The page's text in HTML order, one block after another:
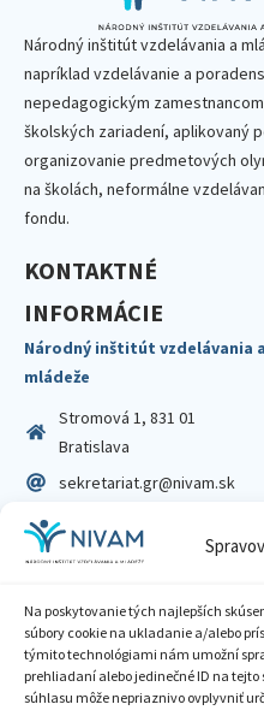
Na poskytovanie tých najlepších
súbory cookie na ukladanie a/alebo
týmito technológiami nám umožní
prehliadaní alebo jedinečné ID na
súhlasu môže nepriaznivo ovplyvniť
Národný inštitút vzdelávania a
napríklad vzdelávanie a
nepedagogickým
školských zariadení, aplikovaný
organizovanie predmetových
na školách, neformálne
fondu.
KONTAKTNÉ
INFORMÁCIE
Národný inštitút vzdelávania a
mládeže
Stromová 1, 831 01
Bratislava
sekretariat.gr@nivam.sk
IČO: 00164348
DIČ: 2020798714
Zásady